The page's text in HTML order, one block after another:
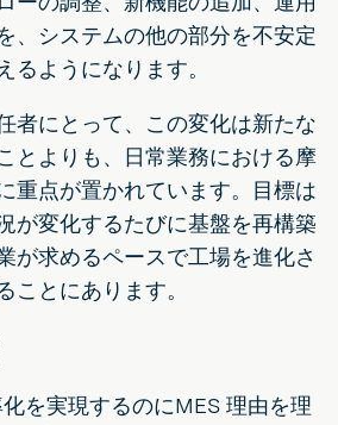
、システムの他の部分を不安定
るようになります。
者にとって、この変化は新たな
とよりも、日常業務における摩
重点が置かれています。目標は
が変化するたびに基盤を再構築
が求めるペースで工場を進化さ
ことにあります。
を実現するのにMES 理由を理